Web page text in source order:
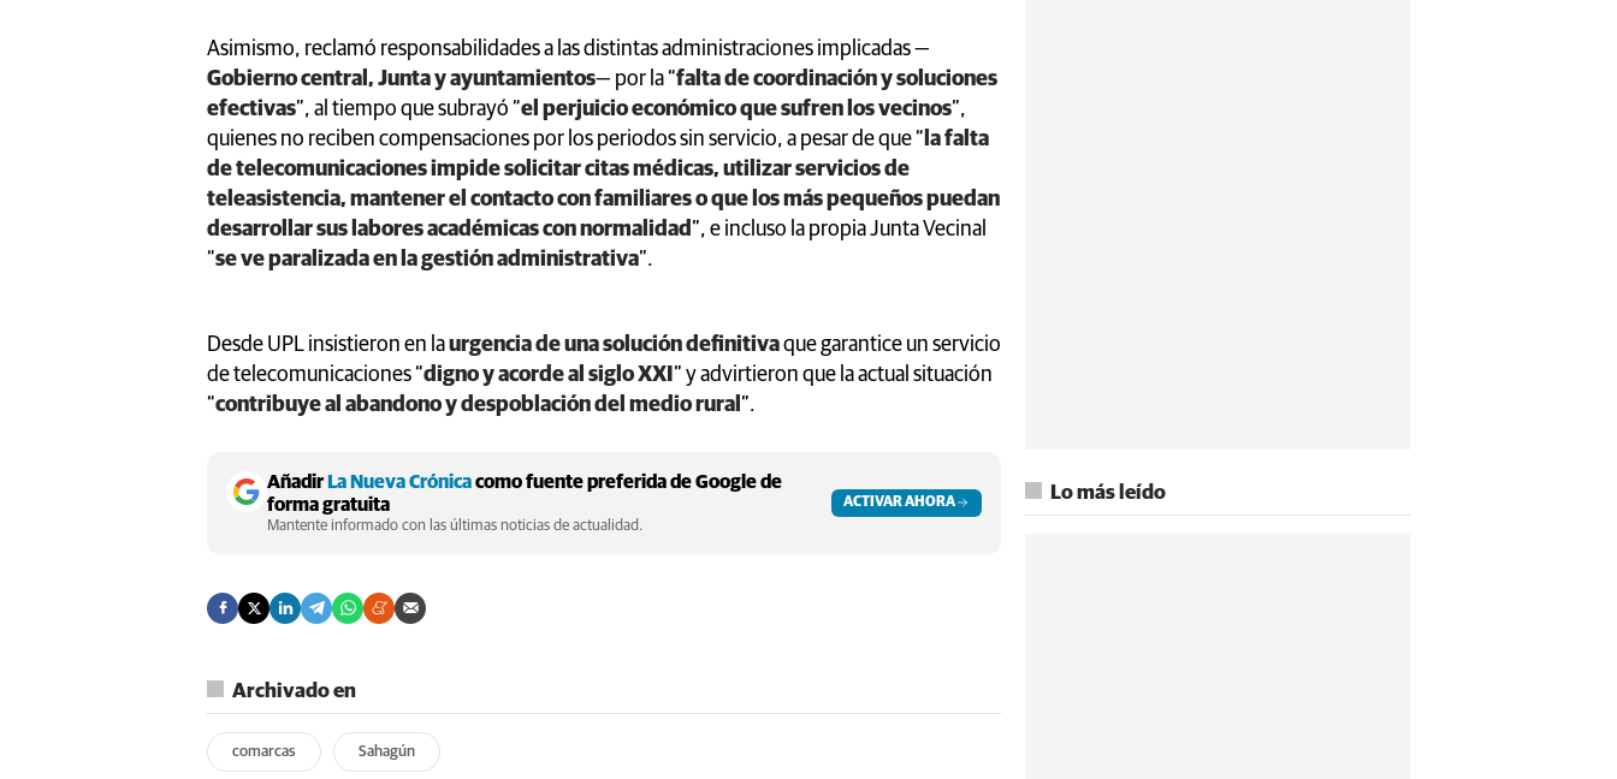
Asimismo, reclamó responsabilidades a las distintas administraciones implicadas —
Gobierno central, Junta y ayuntamientos— por la “falta de coordinación y soluciones
efectivas”, al tiempo que subrayó “el perjuicio económico que sufren los vecinos”,
quienes no reciben compensaciones por los periodos sin servicio, a pesar de que “ la falta
de telecomunicaciones impide solicitar citas médicas, utilizar servicios de
teleasistencia, mantener el contacto con familiares o que los más pequeños puedan
desarrollar sus labores académicas con normalidad ”, e incluso la propia Junta Vecinal
“se ve paralizada en la gestión administrativa”.
Desde UPL insistieron en laurgencia de una solución definitivaque garantice un servicio
de telecomunicaciones “digno y acorde al siglo XXI ” y advirtieron que la actual situación
“contribuye al abandono y despoblación del medio rural ”.
AñadirLa Nueva Crónicacomo fuente preferida de Google de
forma gratuita
Mantente informado con las últimas noticias de actualidad.
ACTIVAR AHORA
Archivado en
comarcas Sahagún
Lo más leído